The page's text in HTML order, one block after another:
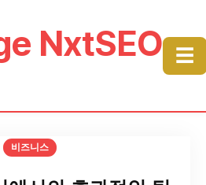
NxtSEO ☰
비즈니스